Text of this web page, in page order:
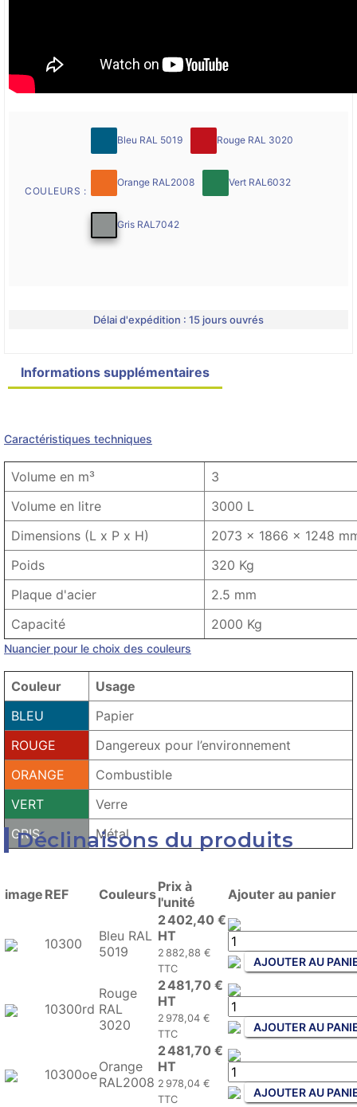
COULEURS :
Bleu RAL 5019 Rouge RAL 3020
Orange RAL2008 Vert RAL6032
Gris RAL7042
Délai d'expédition : 15 jours ouvrés
Informations supplémentaires
Caractéristiques techniques
Volume en m³
3
Volume en litre
3000 L
Dimensions (L x P x H)
2073 x 1866 x 1248
Poids
320 Kg
Plaque d'acier
2.5 mm
Capacité
2000 Kg
Nuancier pour le choix des couleurs
Couleur
Usage
BLEU
Papier
ROUGE
Dangereux pour l’environnement
ORANGE
Combustible
VERT
Verre
GRIS
Métal
Déclinaisons du produits
image REF CouleursPrix à
l'unité
Ajouter au panier
10300
Bleu RAL
5019
2 402,40 €
HT
2 882,88 €
TTC
AJOUTER AU
10300rd
Rouge
RAL
3020
2 481,70 €
HT
2 978,04 €
TTC
AJOUTER AU
10300oeOrange
RAL2008
2 481,70 €
HT
2 978,04 €
TTC
AJOUTER AU